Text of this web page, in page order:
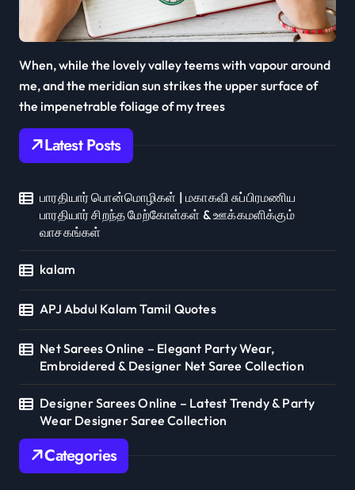
When, while the lovely valley teems with vapour around
me, and the meridian sun strikes the upper surface of
the impenetrable foliage of my trees
Latest Posts
பாரதியார் பொன்மொழிகள் | மகாகவி சுப்பிரமணிய
பாரதியார் சிறந்த மேற்கோள்கள் & ஊக்கமளிக்கும்
வாசகங்கள்
kalam
APJ Abdul Kalam Tamil Quotes
Net Sarees Online – Elegant Party Wear,
Embroidered & Designer Net Saree Collection
Designer Sarees Online – Latest Trendy & Party
Wear Designer Saree Collection
Categories